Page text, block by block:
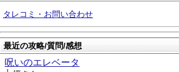
タレコミ・お問い合わせ
最近の攻略/質問/感想
呪いのエレベータ